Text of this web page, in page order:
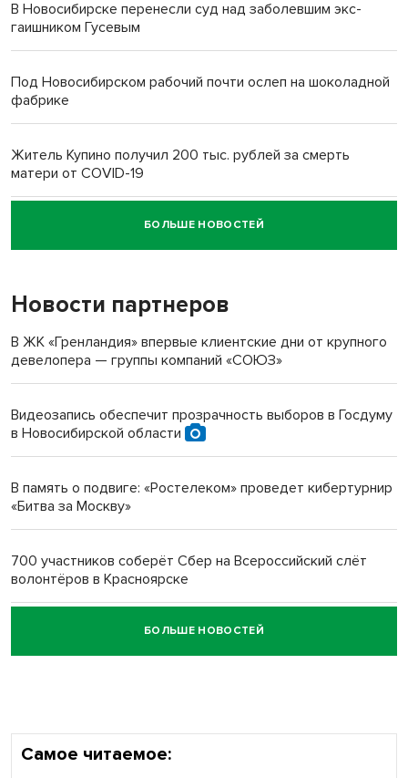
В Новосибирске перенесли суд над заболевшим экс-
гаишником Гусевым
Под Новосибирском рабочий почти ослеп на шоколадной
фабрике
Житель Купино получил 200 тыс. рублей за смерть
матери от COVID-19
Новосибирский суд наказал водителя за смерть
пенсионерки на вокзале
«Мы живём на пастбище!»: в новосибирском селе лошади
терроризируют жителей
Инвалид получил условный срок за избиение врачей
Новосибирский преподаватель с женой вошли в топ-16
Обновлённое отделение ВТБ открылось в Искитиме
БОЛЬШЕ НОВОСТЕЙ
Новости партнеров
В ЖК «Гренландия» впервые клиентские дни от крупного
девелопера — группы компаний «СОЮЗ»
Видеозапись обеспечит прозрачность выборов в Госдуму
в Новосибирской области
В память о подвиге: «Ростелеком» проведет кибертурнир
«Битва за Москву»
700 участников соберёт Сбер на Всероссийский слёт
волонтёров в Красноярске
Честный выбор: видеонаблюдение обеспечит
объективность результатов ЕДГ в Новосибирской
БОЛЬШЕ НОВОСТЕЙ
Самое читаемое: